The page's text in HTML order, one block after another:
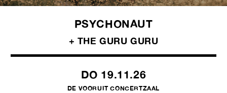
PSYCHONAUT
+ THE GURU GURU
DO 19.11.26
DE VOORUIT CONCERTZAAL